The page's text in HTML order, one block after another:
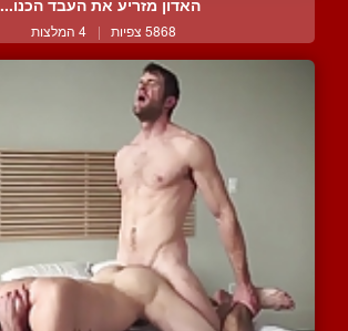
האדון מזריע את העבד הכנו...
5868 צפיות | 4 המלצות